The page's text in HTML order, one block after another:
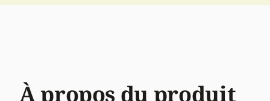
À propos du produit